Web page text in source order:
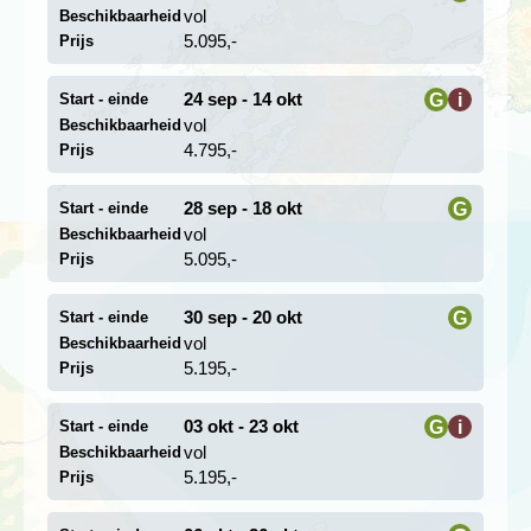
deze tuin kun je met de boot naar de beroemde
tempel
in Asakusa. Neem ook even de tijd om te
genieten van de typisch Japanse theatervormen als het
uitbundige Kabuki en het gestileerde Noh. In Ginza en
Shinjuku zijn vele voorstellingen per week.
Vanuit Tokyo maken we een dagexcursie naar
Kamakura
, in de 13e eeuw de keizerlijke hoofdstad van
Japan. Kamakura ligt aan de azuurblauwe Grote
Beschikbaarheid vol
Prijs 5.095,-
Start - einde 24 sep - 14 okt G i
Beschikbaarheid vol
Prijs 4.795,-
Start - einde 28 sep - 18 okt G
Beschikbaarheid vol
Prijs 5.095,-
Start - einde 30 sep - 20 okt G
Beschikbaarheid vol
Prijs 5.195,-
Start - einde 03 okt - 23 okt G i
Beschikbaarheid vol
Prijs 5.195,-